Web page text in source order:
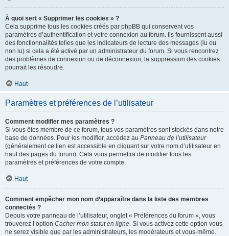
À quoi sert « Supprimer les cookies » ?
Cela supprime tous les cookies créés par phpBB qui conservent vos
paramètres d’authentification et votre connexion au forum. Ils fournissent aussi
des fonctionnalités telles que les indicateurs de lecture des messages (lu ou
non lu) si cela a été activé par un administrateur du forum. Si vous rencontrez
des problèmes de connexion ou de déconnexion, la suppression des cookies
pourrait les résoudre.
Haut
Paramètres et préférences de l’utilisateur
Comment modifier mes paramètres ?
Si vous êtes membre de ce forum, tous vos paramètres sont stockés dans notre
base de données. Pour les modifier, accédez au Panneau de l’utilisateur
(généralement ce lien est accessible en cliquant sur votre nom d’utilisateur en
haut des pages du forum). Cela vous permettra de modifier tous les
paramètres et préférences de votre compte.
Haut
Comment empêcher mon nom d’apparaître dans la liste des membres
connectés ?
Depuis votre panneau de l’utilisateur, onglet « Préférences du forum », vous
trouverez l’option Cacher mon statut en ligne. Si vous activez cette option vous
ne serez visible que par les administrateurs, les modérateurs et vous-même.